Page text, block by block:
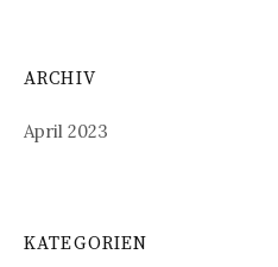
ARCHIV
April 2023
KATEGORIEN